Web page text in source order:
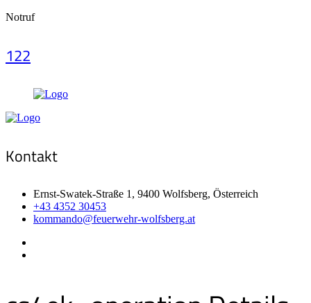
Notruf
122
Kontakt
Ernst-Swatek-Straße 1, 9400 Wolfsberg, Österreich
+43 4352 30453
kommando@feuerwehr-wolfsberg.at